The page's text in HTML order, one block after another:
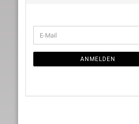
ZUR
E-
Mail
ANMELDEN